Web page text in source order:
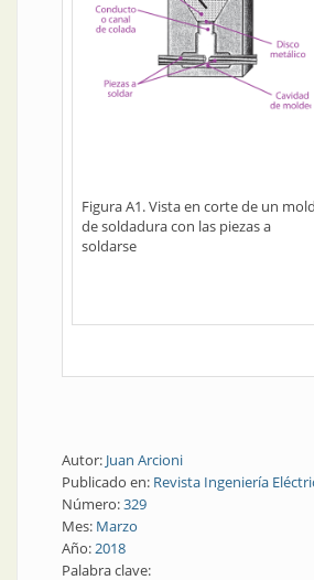
Figura A1. Vista en corte de un
de soldadura con las piezas a
soldarse
Autor: Juan Arcioni
Publicado en: Revista Ingeniería
Número:329
Mes: Marzo
Año:2018
Palabra clave: